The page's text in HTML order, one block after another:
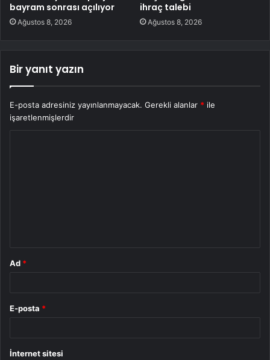
bayram sonrası açılıyor
Ağustos 8, 2026
ihraç talebi
Ağustos 8, 2026
Bir yanıt yazın
E-posta adresiniz yayınlanmayacak. Gerekli alanlar * ile
işaretlenmişlerdir
Ad *
E-posta *
İnternet sitesi